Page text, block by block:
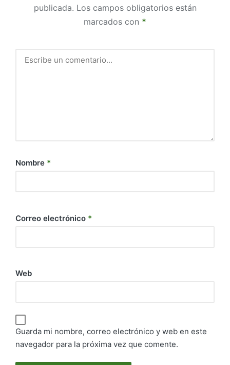
publicada. Los campos obligatorios están
marcados con *
Nombre *
Correo electrónico *
Web
Guarda mi nombre, correo electrónico y web en este
navegador para la próxima vez que comente.